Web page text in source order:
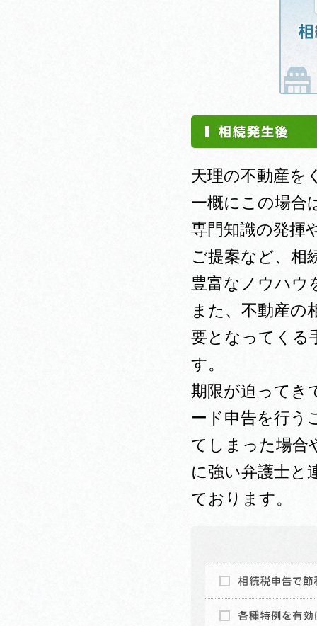
天理の不動産を
一概にこの場合
専門知識の発揮
ご提案など、相
豊富なノウハウ
また、不動産の
要となってくる
す。
期限が迫ってき
ード申告を行う
てしまった場合
に強い弁護士と
ております。